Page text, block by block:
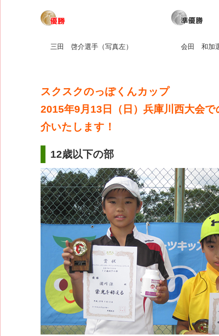
三田 啓介選手（写真左） 会田 和加
スクスクのっぽくんカップ
2015年9月13日（日）兵庫川西大会
介いたします！
12歳以下の部